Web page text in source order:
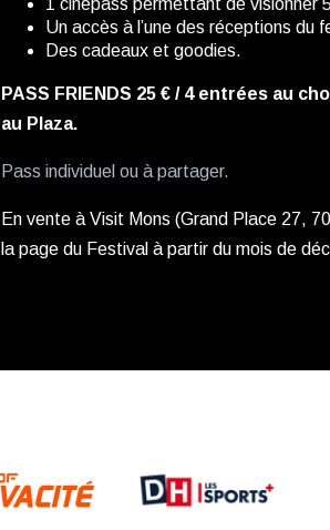
Un accès à l’une des réceptions du
Des cadeaux et goodies.
PASS FRIENDS 25 € / 4 entrées au
au Plaza.
Pass individuel ou à partager.
En vente à Visit Mons (Grand Place 27,
la page du Festival à partir du mois de